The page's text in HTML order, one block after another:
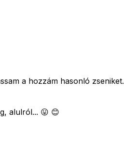
a hozzám hasonló zseniket.
alulról... 😛 😊